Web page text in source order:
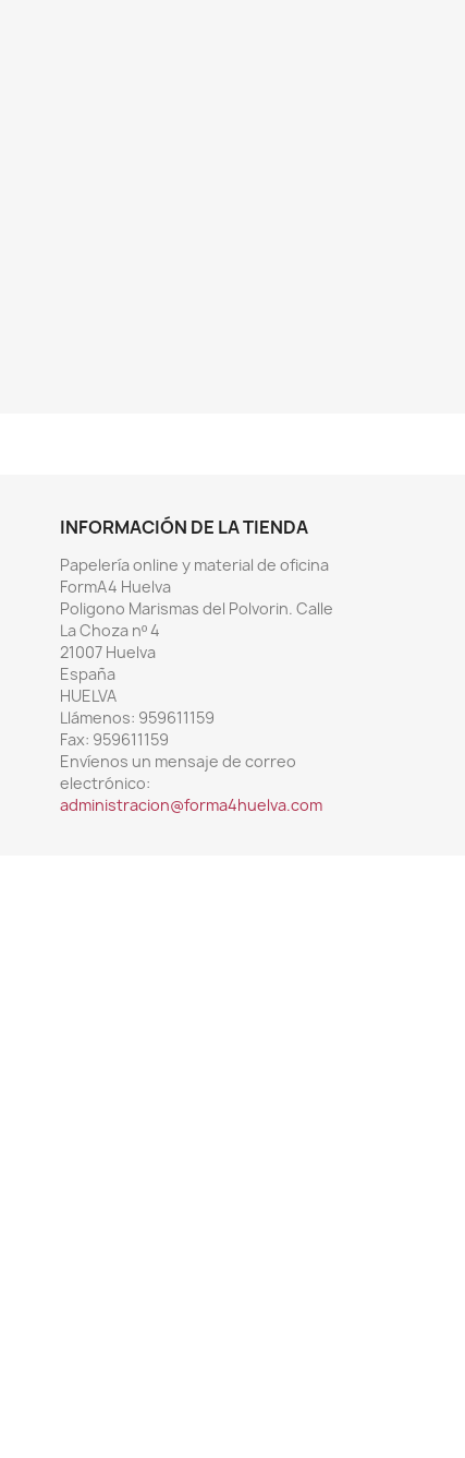
INFORMACIÓN DE LA TIENDA
Papelería online y material de oficina
FormA4 Huelva
Poligono Marismas del Polvorin. Calle
La Choza nº 4
21007 Huelva
España
HUELVA
Llámenos: 959611159
Fax: 959611159
Envíenos un mensaje de correo
electrónico:
administracion@forma4huelva.com